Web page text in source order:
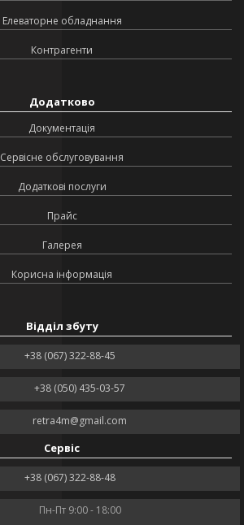
Елеваторне обладнання
Контрагенти
Додатково
Документація
Сервісне обслуговування
Додаткові послуги
Прайс
Галерея
Корисна інформація
Відділ збуту
+38 (067) 322-88-45
+38 (050) 435-03-57
retra4m@gmail.com
Сервіс
+38 (067) 322-88-48
Пн-Пт 9:00 - 18:00